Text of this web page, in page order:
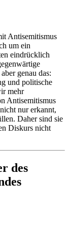
Antisemitismus
um ein
eindrücklich
genau das:
und politische
mehr
Antisemitismus
nur erkannt,
Daher sind sie
Diskurs nicht
des